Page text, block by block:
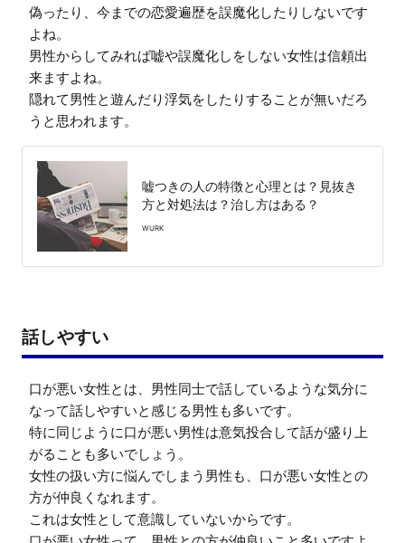
偽ったり、今までの恋愛遍歴を誤魔化したりしないです
よね。
男性からしてみれば嘘や誤魔化しをしない女性は信頼出
来ますよね。
隠れて男性と遊んだり浮気をしたりすることが無いだろ
うと思われます。
嘘つきの人の特徴と心理とは？見抜き
方と対処法は？治し方はある？
WURK
話しやすい
口が悪い女性とは、男性同士で話しているような気分に
なって話しやすいと感じる男性も多いです。
特に同じように口が悪い男性は意気投合して話が盛り上
がることも多いでしょう。
女性の扱い方に悩んでしまう男性も、口が悪い女性との
方が仲良くなれます。
これは女性として意識していないからです。